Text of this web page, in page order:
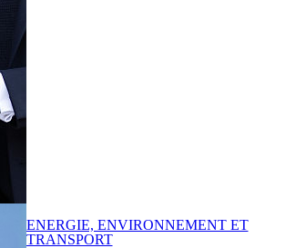
ENERGIE, ENVIRONNEMENT ET
TRANSPORT